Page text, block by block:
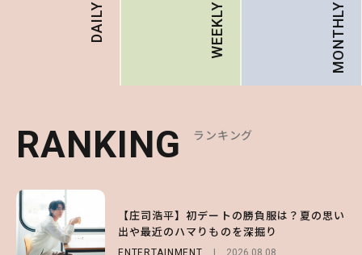
DAILY WEEKLY MONTHLY
RANKING ランキング
【庄司浩平】初デートの勝負服は？夏の思い
出や最近のハマりものを深掘り
RANKING ランキング
【ハローキティ】がスシローと初コラボ♡
第1弾の気になるメニュー＆限定グッズを総
チェック！
RANKING ランキング
【SNIDEL】長濱ねるとロマンティックトラ
ッドな秋はじめ｜2026秋の新作コーデ4選